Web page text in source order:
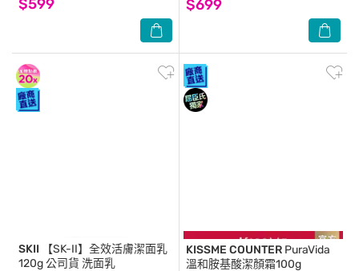
$599 $699
SKII 【SK-II】全效活膚潔面乳
120g 公司貨 洗面乳
KISSME COUNTER PuraVida
溫和胺基酸潔顏霜100g